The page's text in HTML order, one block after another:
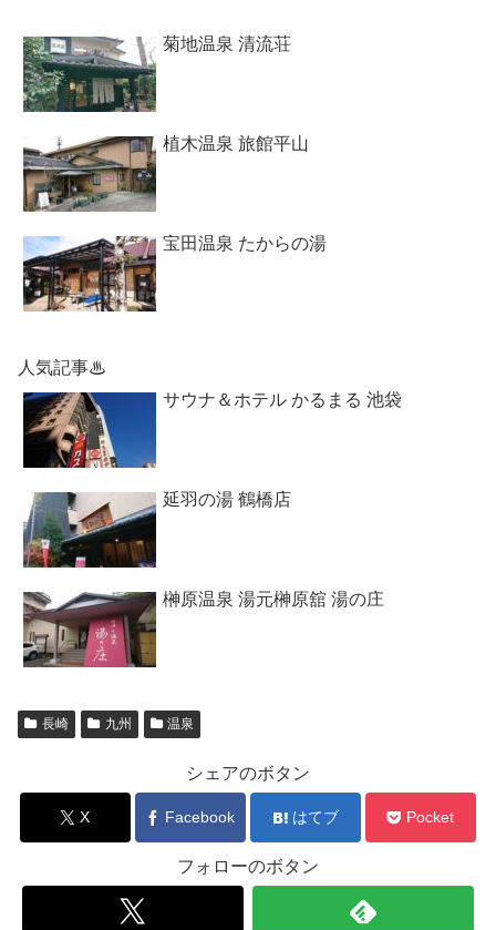
菊地温泉 清流荘
植木温泉 旅館平山
宝田温泉 たからの湯
人気記事♨
サウナ＆ホテル かるまる 池袋
延羽の湯 鶴橋店
榊原温泉 湯元榊原舘 湯の庄
長崎 九州 温泉
シェアのボタン
X Facebook はてブ Pocket
フォローのボタン